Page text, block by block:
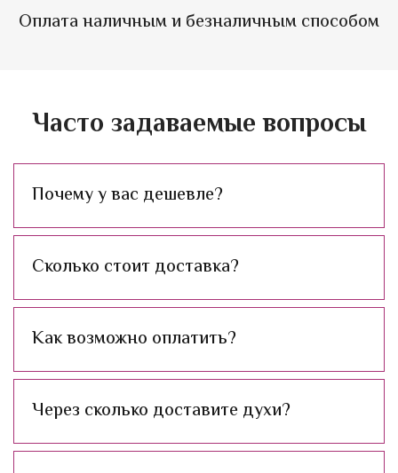
Оплата наличным и безналичным способом
Часто задаваемые вопросы
Почему у вас дешевле?
Сколько стоит доставка?
Как возможно оплатить?
Через сколько доставите духи?